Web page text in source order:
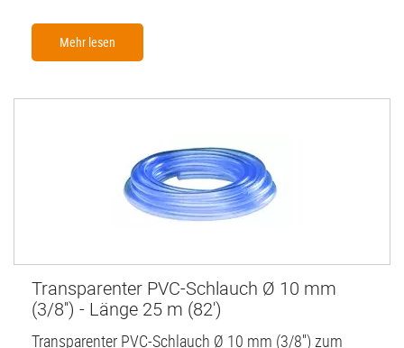
Mehr lesen
Transparenter PVC-Schlauch Ø 10 mm
(3/8'') - Länge 25 m (82')
Transparenter PVC-Schlauch Ø 10 mm (3/8'') zum